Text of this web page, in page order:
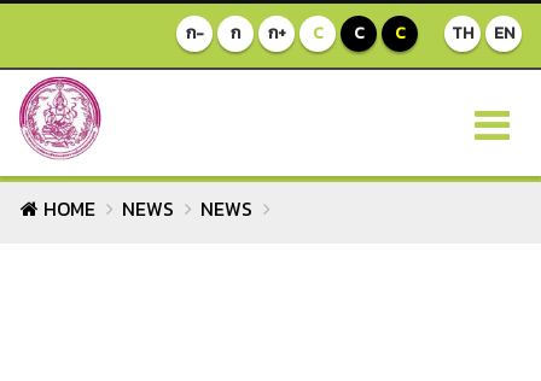
TH EN
ก- ก ก+ C C C
HOME NEWS NEWS